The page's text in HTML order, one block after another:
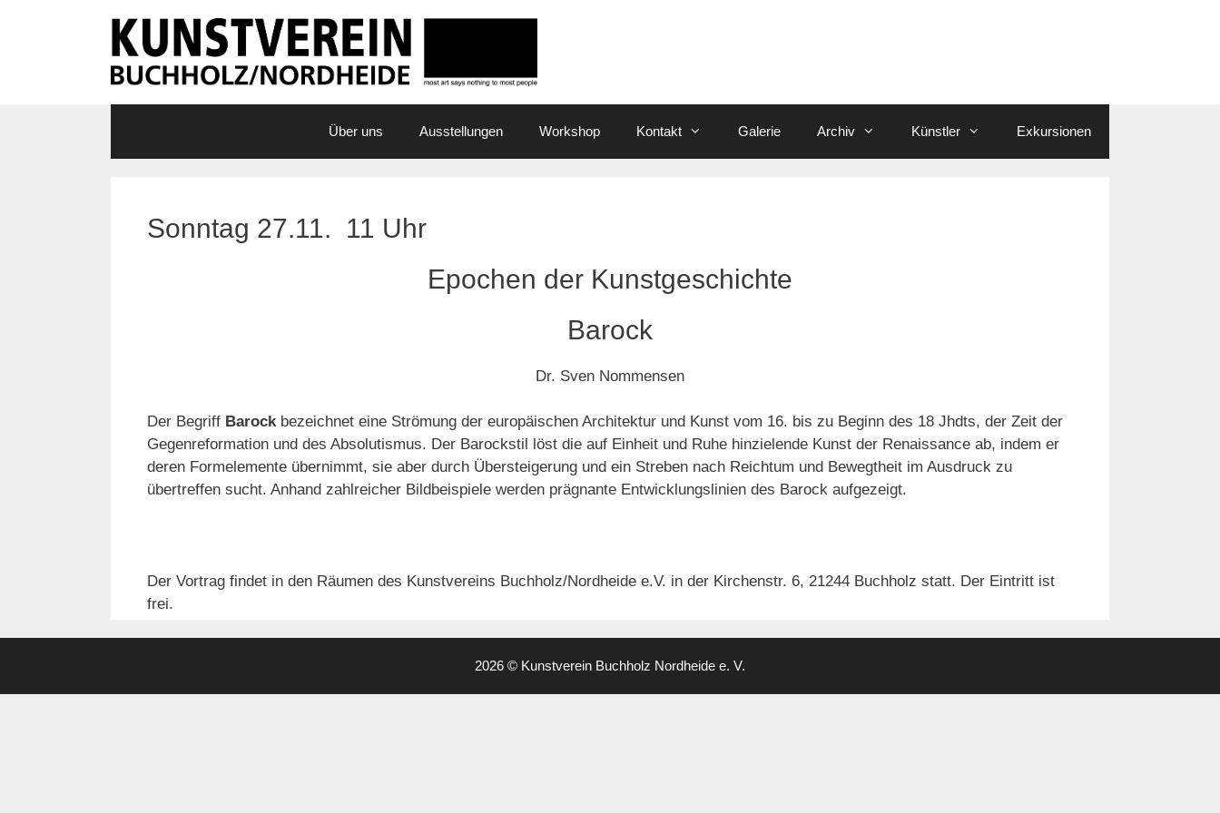
Über uns Ausstellungen Workshop Kontakt Galerie Archiv Künstler Exkursionen
Sonntag 27.11. 11 Uhr
Epochen der Kunstgeschichte
Barock
Dr. Sven Nommensen
Der Begriff Barockbezeichnet eine Strömung der europäischen Architektur und Kunst vom 16. bis zu Beginn des 18 Jhdts, der Zeit der
Gegenreformation und des Absolutismus. Der Barockstil löst die auf Einheit und Ruhe hinzielende Kunst der Renaissance ab, indem er
deren Formelemente übernimmt, sie aber durch Übersteigerung und ein Streben nach Reichtum und Bewegtheit im Ausdruck zu
übertreffen sucht. Anhand zahlreicher Bildbeispiele werden prägnante Entwicklungslinien des Barock aufgezeigt.
Der Vortrag findet in den Räumen des Kunstvereins Buchholz/Nordheide e.V. in der Kirchenstr. 6, 21244 Buchholz statt. Der Eintritt ist
frei.
2026 © Kunstverein Buchholz Nordheide e. V.